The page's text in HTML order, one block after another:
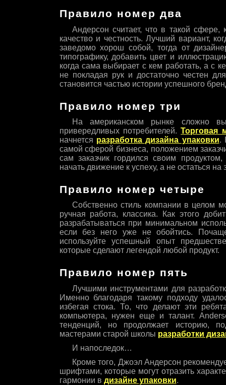
Правило номер два
Андерсон считает, что в такой сфере,
качество и честность. Лучший вариант,
заведомо хорош собой, тогда от
типографику, добавить цвет и
когда сама выбирает с кем работать, а с
не покладая рук и достаточно честен
становится частью истории успешного
Правило номер три
На американском рынке сложно
привередливых потребителей.Торговая
начнется разработка дизайна упаковки.
самой сферой бизнеса, положением
сам заказчик гордился своим
начать движение к успеху, а не остаться на
Правило номер четыре
Собственно стиль компании в целом
ручная работа, классика. Как этого
разрабатываться при минимальном
если без него уже не обойтись.
используйте успешный опыт
которые сделают легендой любой продукт.
Правило номер пять
Лучшими инструментами для
Именно благодаря такому подходу
избегая стока. То, что делают эти
компьютера, нужен еще и талант.
тенденций, но продолжает историю,
мастерами старой школы разработки
И напоследок…
Кроме того, Джоэл Андерсон
шрифтами, которые могут отразить
гармонии в дизайне упаковки.